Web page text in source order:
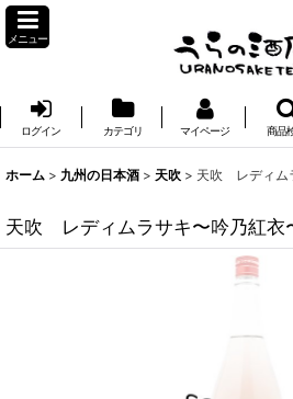
メニュー
ログイン カテゴリ マイページ 商品
ホーム > 九州の日本酒 > 天吹 > 天吹 レディム
天吹 レディムラサキ〜吟乃紅